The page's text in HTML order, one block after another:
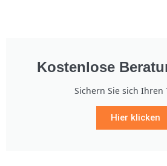
Kostenlose
Sichern Sie sich Ihren
Hier klicken